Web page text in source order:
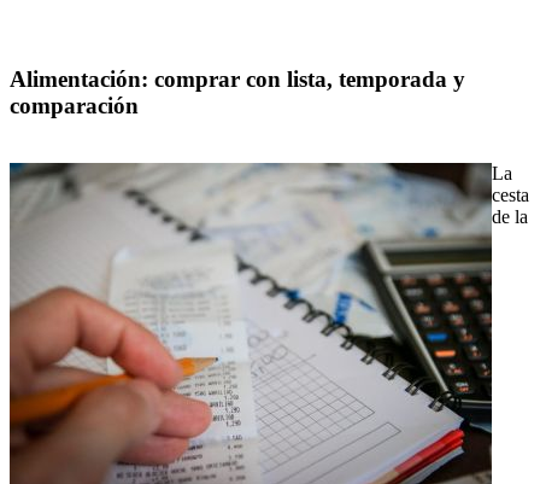
Alimentación: comprar con lista, temporada y
comparación
La
cesta
de la